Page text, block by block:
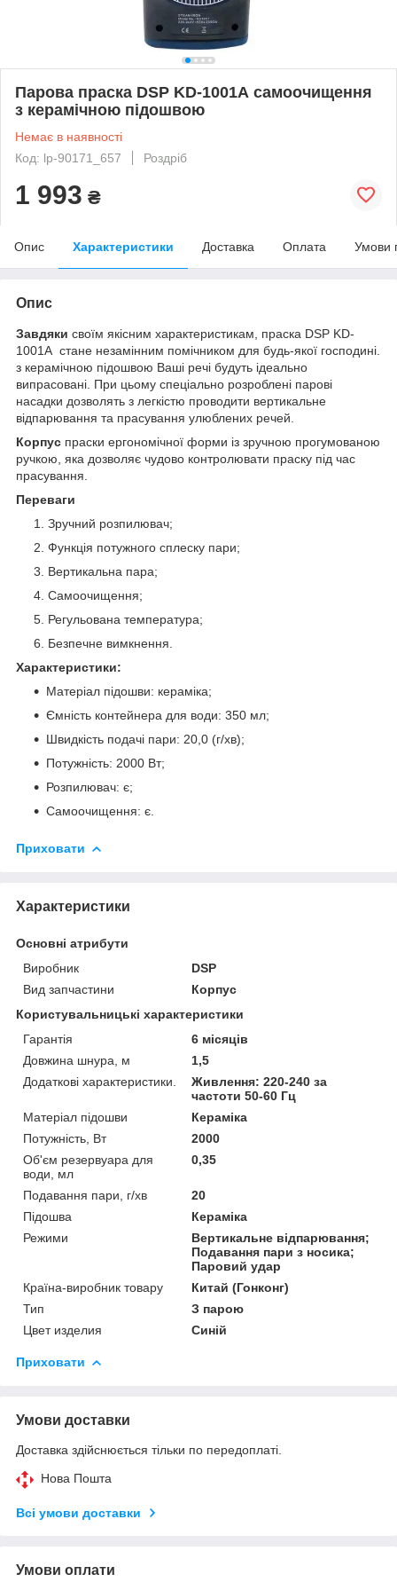
Парова праска DSP KD-1001А самоочищення
з керамічною підошвою
Немає в наявності
Код: lp-90171_657
Роздріб
1 993 ₴
Опис Характеристики Доставка Оплата Умови
Опис
Завдяки своїм якісним характеристикам, праска DSP KD-
1001А стане незамінним помічником для будь-якої господині.
з керамічною підошвою Ваші речі будуть ідеально
випрасовані. При цьому спеціально розроблені парові
насадки дозволять з легкістю проводити вертикальне
відпарювання та прасування улюблених речей.
Корпус праски ергономічної форми із зручною прогумованою
ручкою, яка дозволяє чудово контролювати праску під час
прасування.
Переваги
Зручний розпилювач;
Функція потужного сплеску пари;
Вертикальна пара;
Самоочищення;
Регульована температура;
Безпечне вимкнення.
Характеристики:
Матеріал підошви: кераміка;
Ємність контейнера для води: 350 мл;
Швидкість подачі пари: 20,0 (г/хв);
Потужність: 2000 Вт;
Розпилювач: є;
Самоочищення: є.
Приховати
Характеристики
Основні атрибути
Виробник
DSP
Вид запчастини
Корпус
Користувальницькі характеристики
Гарантія
6 місяців
Довжина шнура, м
1,5
Додаткові характеристики.
Живлення: 220-240 за
частоти 50-60 Гц
Матеріал підошви
Кераміка
Потужність, Вт
2000
Об'єм резервуара для
води, мл
0,35
Подавання пари, г/хв
20
Підошва
Кераміка
Режими
Вертикальне відпарювання;
Подавання пари з носика;
Паровий удар
Країна-виробник товару
Китай (Гонконг)
Тип
З парою
Цвет изделия
Синій
Приховати
Умови доставки
Доставка здійснюється тільки по передоплаті.
Нова Пошта
Всі умови доставки
Умови оплати